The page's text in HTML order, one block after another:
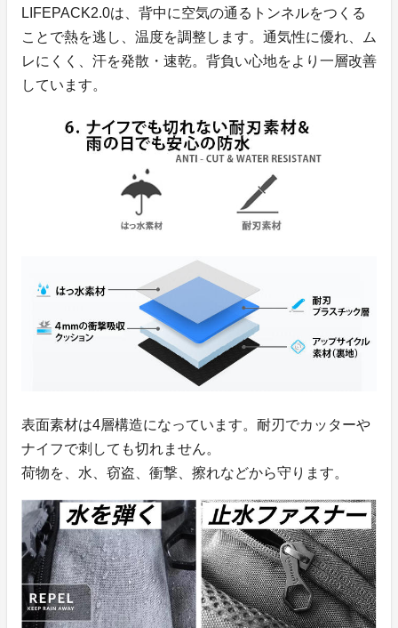
LIFEPACK2.0は、背中に空気の通るトンネルをつくる
ことで熱を逃し、温度を調整します。通気性に優れ、ム
レにくく、汗を発散・速乾。背負い心地をより一層改善
しています。
表面素材は4層構造になっています。耐刃でカッターや
ナイフで刺しても切れません。
荷物を、水、窃盗、衝撃、擦れなどから守ります。